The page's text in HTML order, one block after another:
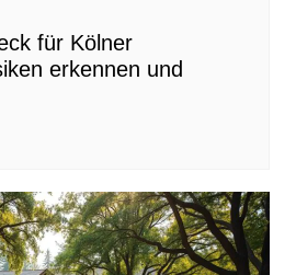
für Kölner
erkennen und